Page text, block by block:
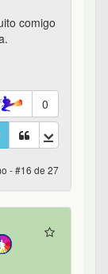
comigo
0
- #16 de 27